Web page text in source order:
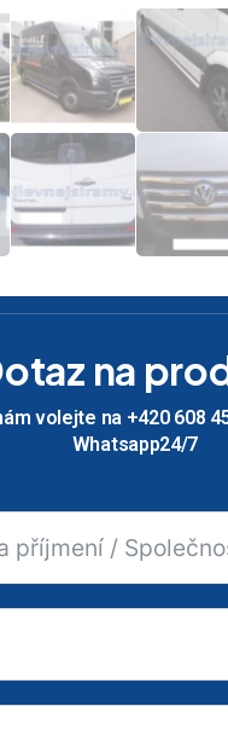
na
volejte na +420 608
Whatsapp24/7